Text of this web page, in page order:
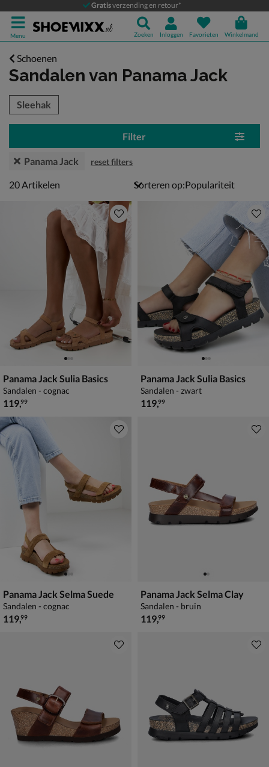
Gratisverzending en retour*
Menu Zoeken Inloggen Favorieten Winkelmand
Schoenen
Sandalen van Panama Jack
over
Sleehak
Filter
Panama Jack reset filters
20 artikelen
20Artikelen Sorteren op:
Panama Jack Sulia Basics
Sandalen - cognac
€ 119,99
119,99
Panama Jack Sulia Basics
Sandalen - zwart
€ 119,99
119,99
Panama Jack Selma Suede
Sandalen - cognac
€ 119,99
119,99
Panama Jack Selma Clay
Sandalen - bruin
€ 119,99
119,99